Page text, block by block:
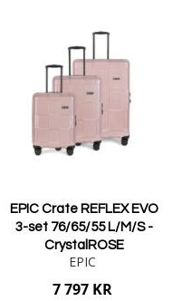
EPIC Crate REFLEX EVO
3-set 76/65/55 L/M/S -
CrystalROSE
EPIC
7 797 KR